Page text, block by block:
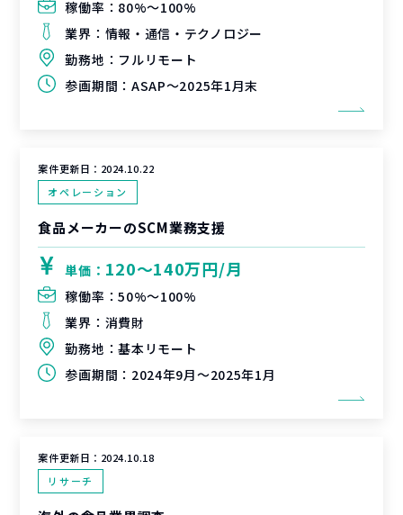
稼働率： 80%〜100%
業界： 情報・通信・テクノロジー
勤務地： フルリモート
参画期間： ASAP～2025年1月末
案件更新日： 2024.10.22
オペレーション
食品メーカーのSCM業務支援
単価： 120〜140万円/月
稼働率：50%〜100%
業界： 消費財
勤務地：基本リモート
参画期間： 2024年9月～2025年1月
案件更新日： 2024.10.18
リサーチ